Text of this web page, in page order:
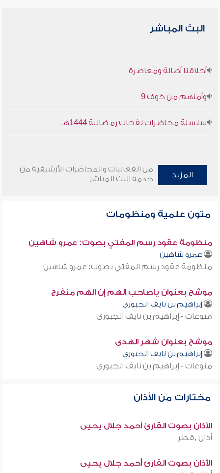
البث المباشر
أخلاقنا أصالة ومعاصرة
وأمنهم من خوف 9
سلسلة محاضرات نفحات رمضانية 1444هـ
المزيد
من الفعاليات والمحاضرات الأرشيفية من
خدمة البث المباشر
متون علمية ومنظومات
منظومة عقود رسم المفتي بصوت: عمرو شاهين
عمرو شاهين
منظومة عقود رسم المفتي بصوت: عمرو شاهين
موشح بعنوان ياصاحب الهم إن الهم منفرج
إبراهيم بن نايف الجبوري
منوعات - إبراهيم بن نايف الجبوري
موشح بعنوان شهر الهدى
إبراهيم بن نايف الجبوري
منوعات - إبراهيم بن نايف الجبوري
مختارات من الأذان
الأذان بصوت القارئ أحمد جلال يحيى
أذان ,قطر
الأذان بصوت القارئ أحمد جلال يحيى